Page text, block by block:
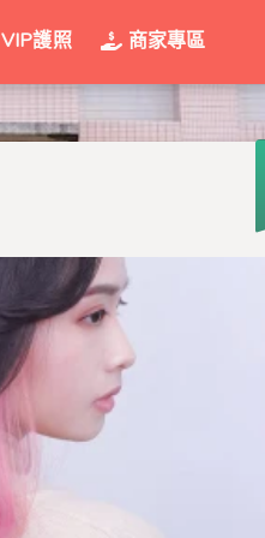
VIP護照 商家專區
米蘭時尚髮型